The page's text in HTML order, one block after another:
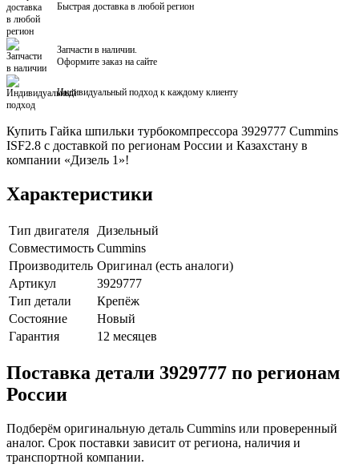
Быстрая доставка в любой регион
Запчасти в наличии.
Оформите заказ на сайте
Индивидуальный подход к каждому клиенту
Купить Гайка шпильки турбокомпрессора 3929777 Cummins
ISF2.8 с доставкой по регионам России и Казахстану в
компании «Дизель 1»!
Характеристики
Тип двигателя
Дизельный
Совместимость Cummins
Производитель Оригинал (есть аналоги)
Артикул
3929777
Тип детали
Крепёж
Состояние
Новый
Гарантия
12 месяцев
Поставка детали 3929777 по регионам
России
Подберём оригинальную деталь Cummins или проверенный
аналог. Срок поставки зависит от региона, наличия и
транспортной компании.